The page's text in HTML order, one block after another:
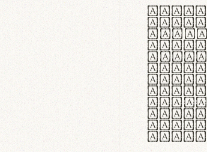
sicut
velit
id